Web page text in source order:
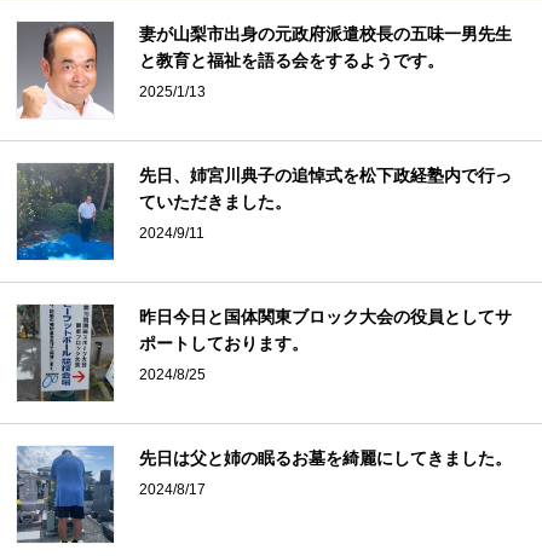
妻が山梨市出身の元政府派遣校長の五味一男先生
と教育と福祉を語る会をするようです。
2025/1/13
先日、姉宮川典子の追悼式を松下政経塾内で行っ
ていただきました。
2024/9/11
昨日今日と国体関東ブロック大会の役員としてサ
ポートしております。
2024/8/25
先日は父と姉の眠るお墓を綺麗にしてきました。
2024/8/17